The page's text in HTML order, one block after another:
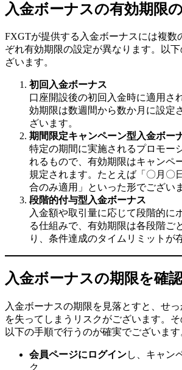
入金ボーナスの有効期限
FXGTが提供する入金ボーナスには複数
ぞれ有効期限の設定が異なります。以
ざいます。
初回入金ボーナス
口座開設後の初回入金時に適用さ
効期限は数週間から数か月に設定
ざいます。
期間限定キャンペーン型入金ボー
特定の期間に実施されるプロモー
れるもので、有効期限はキャンペ
規定されます。たとえば「〇月〇
合のみ適用」といった形でござい
段階的付与型入金ボーナス
入金額や取引量に応じて段階的に
る仕組みで、有効期限は各段階ご
り、条件達成のタイムリミットが
入金ボーナスの期限を確
入金ボーナスの期限を見落とすと、せ
を失ってしまうリスクがございます。
以下の手順で行うのが確実でございます
会員ページにログインし、キャン
ク